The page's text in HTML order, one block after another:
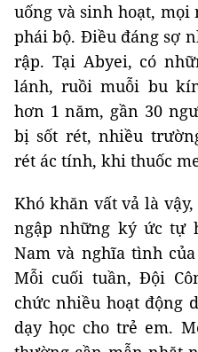
uống và sinh hoạt,
phái bộ. Điều đáng sợ
rập. Tại Abyei, có
lánh, ruồi muỗi bu
hơn 1 năm, gần 30
bị sốt rét, nhiều
rét ác tính, khi thuốc
Khó khăn vất vả là
ngập những ký ức tự
Nam và nghĩa tình
Mỗi cuối tuần, Đội
chức nhiều hoạt động
dạy học cho trẻ em.